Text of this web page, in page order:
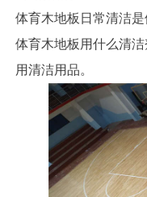
体育木地板日常清洁是
体育木地板用什么清
用清洁用品。